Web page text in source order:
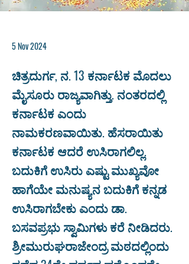
5 Nov 2024
ಚಿತ್ರದುರ್ಗ, ನ. 13 ಕರ್ನಾಟಕ ಮೊದಲು
ಮೈಸೂರು ರಾಜ್ಯವಾಗಿತ್ತು. ನಂತರದಲ್ಲಿ
ಕರ್ನಾಟಕ ಎಂದು
ನಾಮಕರಣವಾಯಿತು. ಹೆಸರಾಯಿತು
ಕರ್ನಾಟಕ ಆದರೆ ಉಸಿರಾಗಲಿಲ್ಲ.
ಬದುಕಿಗೆ ಉಸಿರು ಎಷ್ಟು ಮುಖ್ಯವೋ
ಹಾಗೆಯೇ ಮನುಷ್ಯನ ಬದುಕಿಗೆ ಕನ್ನಡ
ಉಸಿರಾಗಬೇಕು ಎಂದು ಡಾ.
ಬಸವಪ್ರಭು ಸ್ವಾಮಿಗಳು ಕರೆ ನೀಡಿದರು.
ಶ್ರೀಮುರುಘರಾಜೇಂದ್ರ ಮಠದಲ್ಲಿಂದು